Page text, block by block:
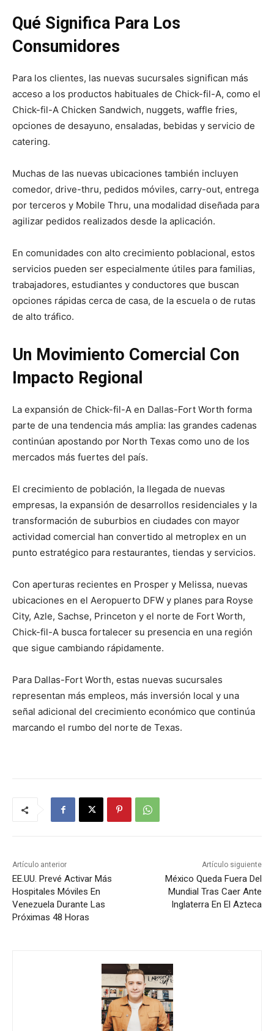
Qué Significa Para Los
Consumidores
Para los clientes, las nuevas sucursales significan más
acceso a los productos habituales de Chick-fil-A, como el
Chick-fil-A Chicken Sandwich, nuggets, waffle fries,
opciones de desayuno, ensaladas, bebidas y servicio de
catering.
Muchas de las nuevas ubicaciones también incluyen
comedor, drive-thru, pedidos móviles, carry-out, entrega
por terceros y Mobile Thru, una modalidad diseñada para
agilizar pedidos realizados desde la aplicación.
En comunidades con alto crecimiento poblacional, estos
servicios pueden ser especialmente útiles para familias,
trabajadores, estudiantes y conductores que buscan
opciones rápidas cerca de casa, de la escuela o de rutas
de alto tráfico.
Un Movimiento Comercial Con
Impacto Regional
La expansión de Chick-fil-A en Dallas-Fort Worth forma
parte de una tendencia más amplia: las grandes cadenas
continúan apostando por North Texas como uno de los
mercados más fuertes del país.
El crecimiento de población, la llegada de nuevas
empresas, la expansión de desarrollos residenciales y la
transformación de suburbios en ciudades con mayor
actividad comercial han convertido al metroplex en un
punto estratégico para restaurantes, tiendas y servicios.
Con aperturas recientes en Prosper y Melissa, nuevas
ubicaciones en el Aeropuerto DFW y planes para Royse
City, Azle, Sachse, Princeton y el norte de Fort Worth,
Chick-fil-A busca fortalecer su presencia en una región
que sigue cambiando rápidamente.
Para Dallas-Fort Worth, estas nuevas sucursales
representan más empleos, más inversión local y una
señal adicional del crecimiento económico que continúa
marcando el rumbo del norte de Texas.
Artículo anterior
EE.UU. Prevé Activar Más
Hospitales Móviles En
Venezuela Durante Las
Próximas 48 Horas
Artículo siguiente
México Queda Fuera Del
Mundial Tras Caer Ante
Inglaterra En El Azteca